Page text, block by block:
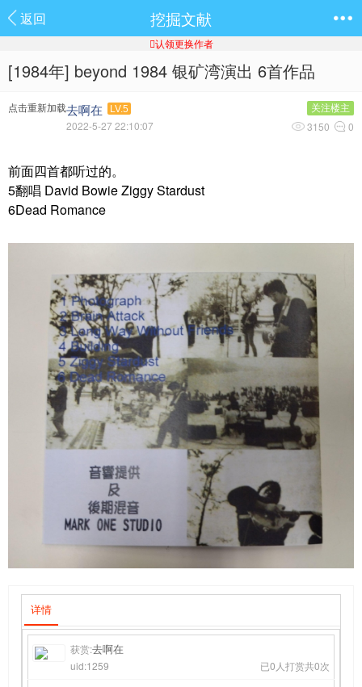
返回 挖掘文献
认领更换作者
[1984年] beyond 1984 银矿湾演出 6首作品
点击重新加载去啊在 LV.5
2022-5-27 22:10:07
关注楼主
3150 0
前面四首都听过的。
5翻唱 David Bowie Ziggy Stardust
6Dead Romance
详情
获赏:去啊在
已0人打赏共0次
uid:1259